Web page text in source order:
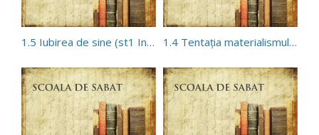
1.5 Iubirea de sine (st1 Influenţa materialismului) 1.4 Tentaţia materialismului (st1 Influenţa materialismului)